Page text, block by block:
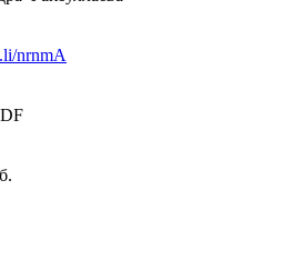
nrnmA